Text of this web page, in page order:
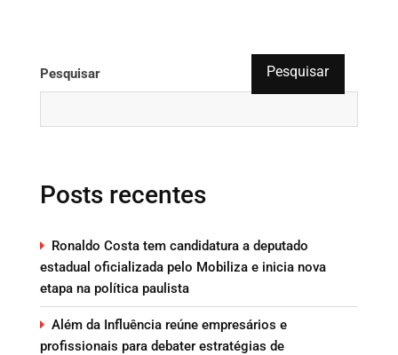
Pesquisar Pesquisar
Posts recentes
Ronaldo Costa tem candidatura a deputado
estadual oficializada pelo Mobiliza e inicia nova
etapa na política paulista
Além da Influência reúne empresários e
profissionais para debater estratégias de